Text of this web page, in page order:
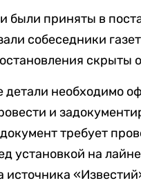
были приняты в
собеседники
скрыты
детали необходимо
и
требует
установкой на
источника